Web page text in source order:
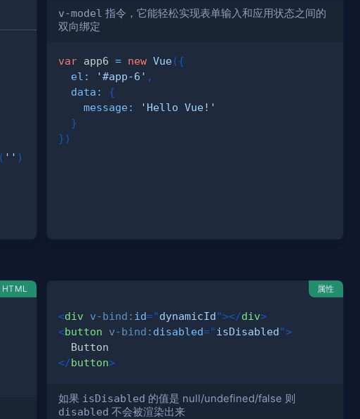
( '' )
v-model 指令，它能轻松实现表单输入和应用状态之间的
双向绑定
var app6 = new Vue({
el : '#app-6' ,
data :
{
message:
'Hello Vue!'
}
})
属性
<div v-bind: id="dynamicId"></div>
<button v-bind: disabled="isDisabled">
</button>
如果 isDisabled 的值是 null/undefined/false 则
disabled 不会被渲染出来